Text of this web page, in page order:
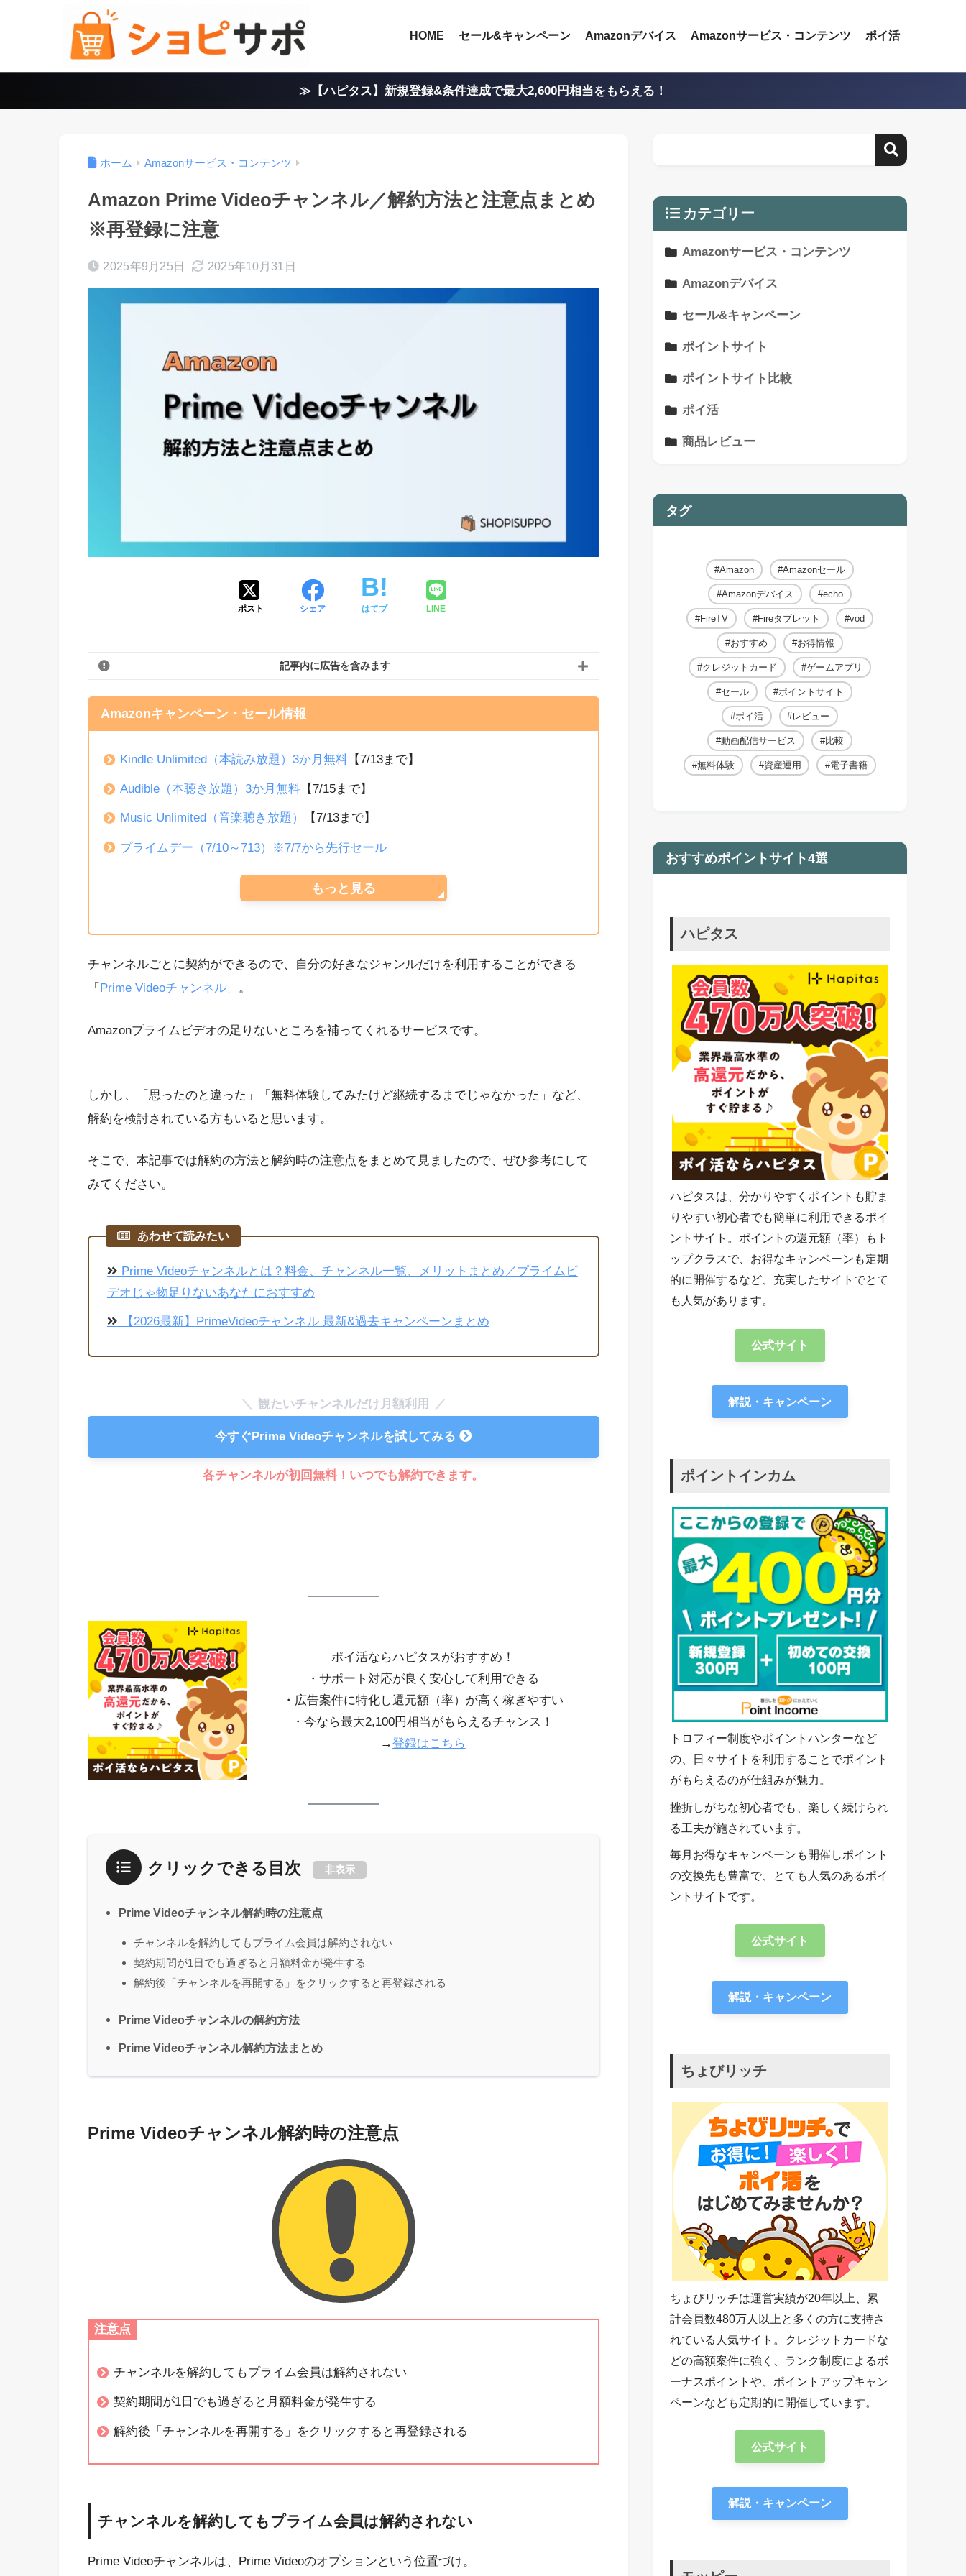
HOME セール&キャンペーン Amazonデバイス Amazonサービス・コンテンツ ポイ活
≫【ハピタス】新規登録&条件達成で最大2,600円相当をもらえる！
ホーム Amazonサービス・コンテンツ
Amazon Prime Videoチャンネル／解約方法と注意点まとめ
※再登録に注意
2025年9月25日 2025年10月31日
ポスト シェア はてブ LINE
記事内に広告を含みます
Amazonキャンペーン・セール情報
Kindle Unlimited（本読み放題）3か月無料 【7/13まで】
Audible（本聴き放題）3か月無料 【7/15まで】
Music Unlimited（音楽聴き放題） 【7/13まで】
プライムデー（7/10～713）※7/7から先行セール
もっと見る
チャンネルごとに契約ができるので、自分の好きなジャンルだけを利用することができる
「 Prime Videoチャンネル 」。
Amazonプライムビデオの足りないところを補ってくれるサービスです。
しかし、「思ったのと違った」「無料体験してみたけど継続するまでじゃなかった」など、
解約を検討されている方もいると思います。
そこで、本記事では解約の方法と解約時の注意点をまとめて見ましたので、ぜひ参考にして
みてください。
あわせて読みたい
Prime Videoチャンネルとは？料金、チャンネル一覧、メリットまとめ／プライムビ
デオじゃ物足りないあなたにおすすめ
【2026最新】PrimeVideoチャンネル 最新&過去キャンペーンまとめ
観たいチャンネルだけ月額利用
今すぐPrime Videoチャンネルを試してみる
各チャンネルが初回無料！いつでも解約できます。
ポイ活ならハピタスがおすすめ！
・サポート対応が良く安心して利用できる
・広告案件に特化し還元額（率）が高く稼ぎやすい
・今なら最大2,100円相当がもらえるチャンス！
→登録はこちら
クリックできる目次 非表示
Prime Videoチャンネル解約時の注意点
チャンネルを解約してもプライム会員は解約されない
契約期間が1日でも過ぎると月額料金が発生する
解約後「チャンネルを再開する」をクリックすると再登録される
Prime Videoチャンネルの解約方法
Prime Videoチャンネル解約方法まとめ
Prime Videoチャンネル解約時の注意点
注意点
チャンネルを解約してもプライム会員は解約されない
契約期間が1日でも過ぎると月額料金が発生する
解約後「チャンネルを再開する」をクリックすると再登録される
チャンネルを解約してもプライム会員は解約されない
Prime Videoチャンネルは、Prime Videoのオプションという位置づけ。
カテゴリー
Amazonサービス・コンテンツ
Amazonデバイス
セール&キャンペーン
ポイントサイト
ポイントサイト比較
ポイ活
商品レビュー
タグ
Amazon Amazonセール
Amazonデバイス echo
FireTV Fireタブレット vod
おすすめ お得情報
クレジットカード ゲームアプリ
セール ポイントサイト
ポイ活 レビュー
動画配信サービス 比較
無料体験 資産運用 電子書籍
おすすめポイントサイト4選
ハピタス
ハピタスは、分かりやすくポイントも貯ま
りやすい初心者でも簡単に利用できるポイ
ントサイト。ポイントの還元額（率）もト
ップクラスで、お得なキャンペーンも定期
的に開催するなど、充実したサイトでとて
も人気があります。
公式サイト
解説・キャンペーン
ポイントインカム
トロフィー制度やポイントハンターなど
の、日々サイトを利用することでポイント
がもらえるのが仕組みが魅力。
挫折しがちな初心者でも、楽しく続けられ
る工夫が施されています。
毎月お得なキャンペーンも開催しポイント
の交換先も豊富で、とても人気のあるポイ
ントサイトです。
公式サイト
解説・キャンペーン
ちょびリッチ
ちょびリッチは運営実績が20年以上、累
計会員数480万人以上と多くの方に支持さ
れている人気サイト。クレジットカードな
どの高額案件に強く、ランク制度によるボ
ーナスポイントや、ポイントアップキャン
ペーンなども定期的に開催しています。
公式サイト
解説・キャンペーン